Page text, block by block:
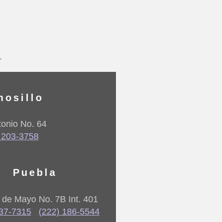
No. 64
3758
Puebla
Mayo No. 7B Int. 401
7315
(222) 186-5544